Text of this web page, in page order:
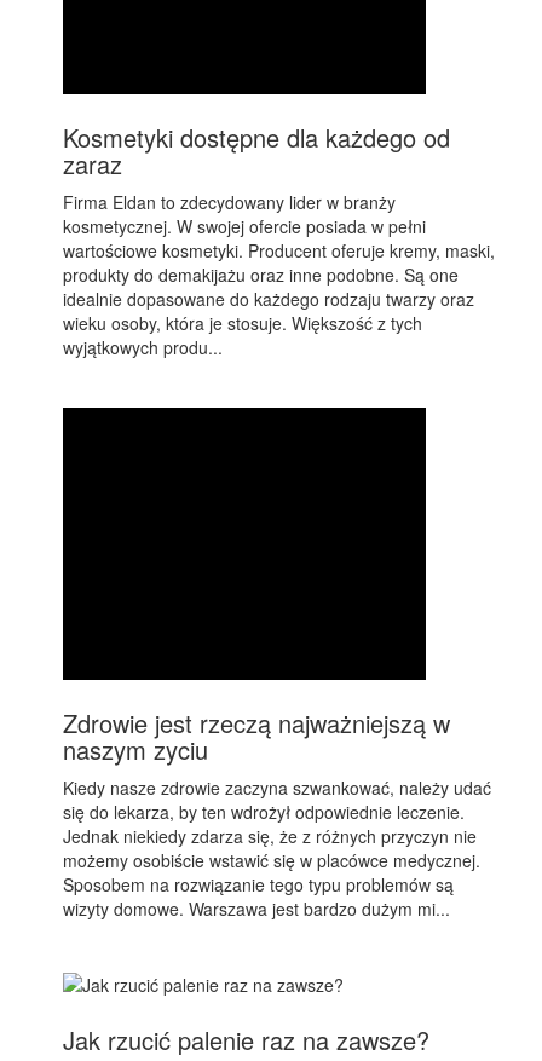
Kosmetyki dostępne dla każdego od
zaraz
Firma Eldan to zdecydowany lider w branży
kosmetycznej. W swojej ofercie posiada w pełni
wartościowe kosmetyki. Producent oferuje kremy, maski,
produkty do demakijażu oraz inne podobne. Są one
idealnie dopasowane do każdego rodzaju twarzy oraz
wieku osoby, która je stosuje. Większość z tych
wyjątkowych produ...
Zdrowie jest rzeczą najważniejszą w
naszym zyciu
Kiedy nasze zdrowie zaczyna szwankować, należy udać
się do lekarza, by ten wdrożył odpowiednie leczenie.
Jednak niekiedy zdarza się, że z różnych przyczyn nie
możemy osobiście wstawić się w placówce medycznej.
Sposobem na rozwiązanie tego typu problemów są
wizyty domowe. Warszawa jest bardzo dużym mi...
Jak rzucić palenie raz na zawsze?